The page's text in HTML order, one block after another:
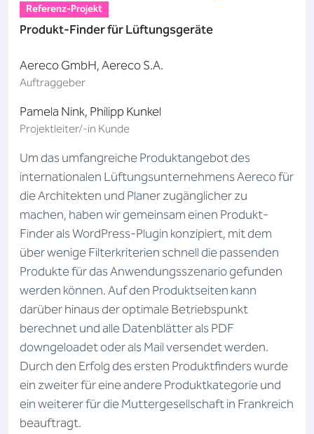
Referenz-Projekt
Produkt-Finder für Lüftungsgeräte
Aereco GmbH, Aereco S.A.
Auftraggeber
Pamela Nink, Philipp Kunkel
Projektleiter/-in Kunde
Um das umfangreiche Produktangebot des
internationalen Lüftungsunternehmens Aereco für
die Architekten und Planer zugänglicher zu
machen, haben wir gemeinsam einen Produkt-
Finder als WordPress-Plugin konzipiert, mit dem
über wenige Filterkriterien schnell die passenden
Produkte für das Anwendungsszenario gefunden
werden können. Auf den Produktseiten kann
darüber hinaus der optimale Betriebspunkt
berechnet und alle Datenblätter als PDF
downgeloadet oder als Mail versendet werden.
Durch den Erfolg des ersten Produktfinders wurde
ein zweiter für eine andere Produktkategorie und
ein weiterer für die Muttergesellschaft in Frankreich
beauftragt.